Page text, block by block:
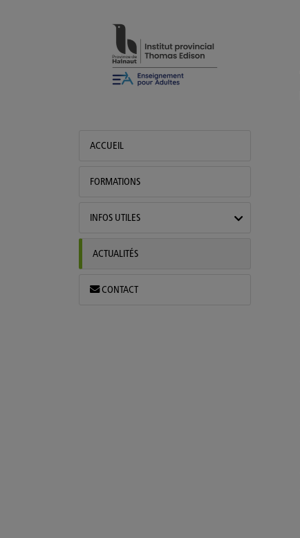
ACCUEIL
FORMATIONS
INFOS UTILES
ACTUALITÉS
CONTACT